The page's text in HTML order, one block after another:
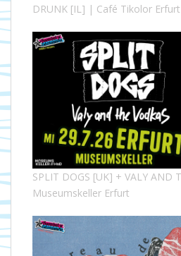
DRUNK [IL] | Café Tikolor Erfurt
SPLIT DOGS [UK] + VALY AND
Museumskeller Erfurt